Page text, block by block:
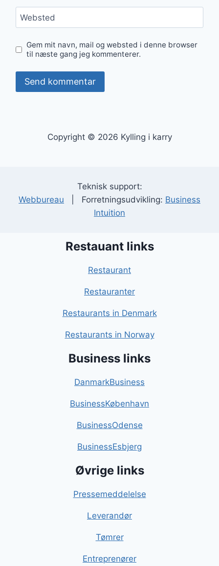
Websted
Gem mit navn, mail og websted i denne browser
til næste gang jeg kommenterer.
Copyright © 2026 Kylling i karry
Teknisk support:
Webbureau | Forretningsudvikling: Business
Intuition
Restauant links
Restaurant
Restauranter
Restaurants in Denmark
Restaurants in Norway
Business links
DanmarkBusiness
BusinessKøbenhavn
BusinessOdense
BusinessEsbjerg
Øvrige links
Pressemeddelelse
Leverandør
Tømrer
Entreprenører